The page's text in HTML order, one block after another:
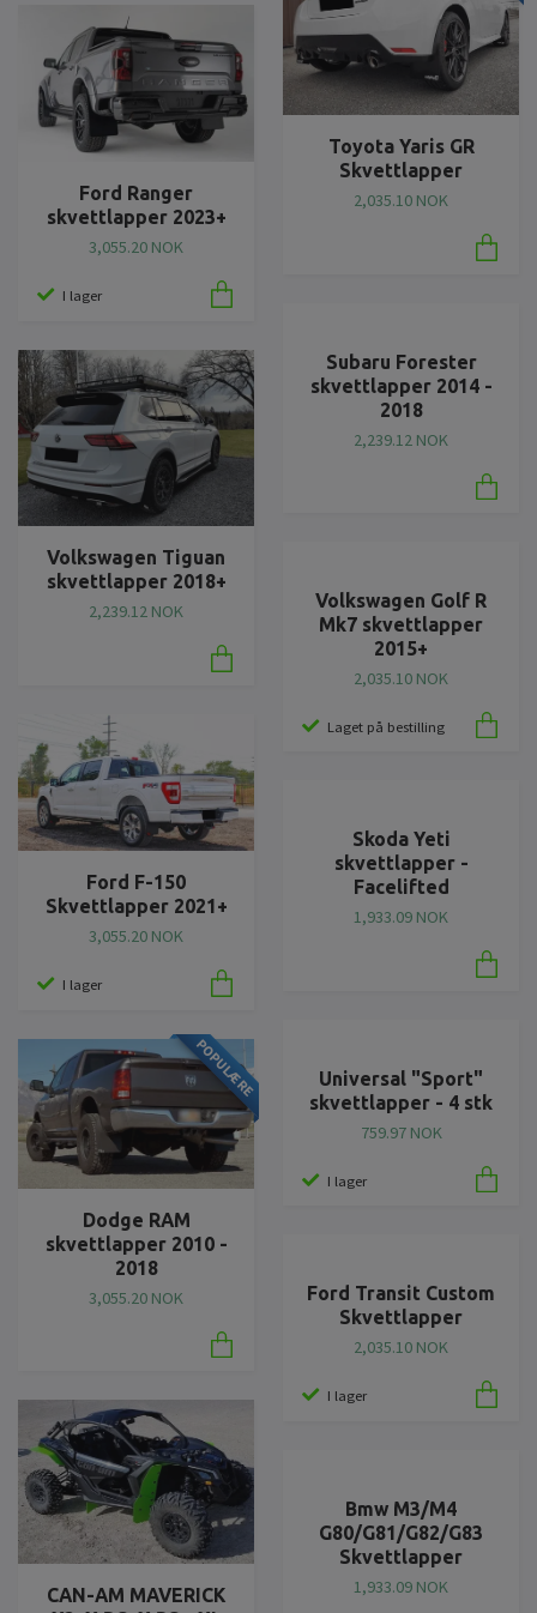
Ford Ranger
skvettlapper 2023+
3,055.20 NOK
I lager
Volkswagen Tiguan
skvettlapper 2018+
2,239.12 NOK
Ford F-150
Skvettlapper 2021+
3,055.20 NOK
I lager
POPULÆRE
Dodge RAM
skvettlapper 2010 -
2018
3,055.20 NOK
CAN-AM MAVERICK
Toyota Yaris GR
Skvettlapper
2,035.10 NOK
Subaru Forester
skvettlapper 2014 -
2018
2,239.12 NOK
Volkswagen Golf R
Mk7 skvettlapper
2015+
2,035.10 NOK
Laget på bestilling
Skoda Yeti
skvettlapper -
Facelifted
1,933.09 NOK
Universal "Sport"
skvettlapper - 4 stk
759.97 NOK
I lager
Ford Transit Custom
Skvettlapper
2,035.10 NOK
I lager
Bmw M3/M4
G80/G81/G82/G83
Skvettlapper
1,933.09 NOK